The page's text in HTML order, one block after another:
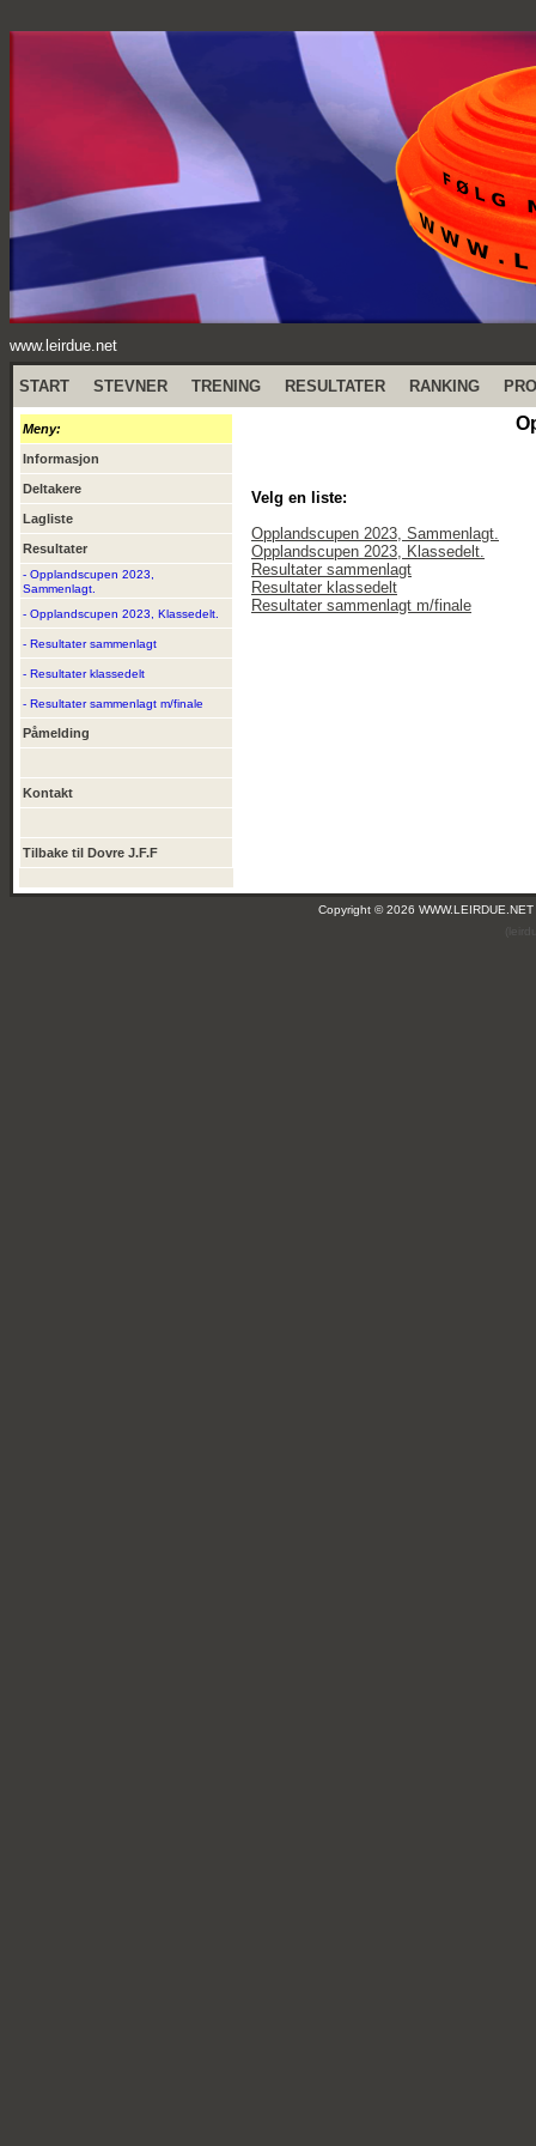
www.leirdue.net
START STEVNER TRENING RESULTATER RANKING
Meny:
Informasjon
Deltakere
Lagliste
Resultater
- Opplandscupen 2023,
Sammenlagt.
- Opplandscupen 2023, Klassedelt.
- Resultater sammenlagt
- Resultater klassedelt
- Resultater sammenlagt m/finale
Påmelding
Kontakt
Tilbake til Dovre J.F.F
Velg en liste:
Opplandscupen 2023, Sammenlagt.
Opplandscupen 2023, Klassedelt.
Resultater sammenlagt
Resultater klassedelt
Resultater sammenlagt m/finale
Copyright © 2026